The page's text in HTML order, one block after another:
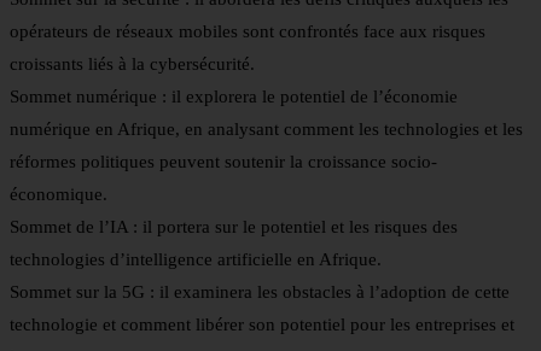
opérateurs de réseaux mobiles sont confrontés face aux risques
croissants liés à la cybersécurité.
Sommet numérique : il explorera le potentiel de l’économie
numérique en Afrique, en analysant comment les technologies et les
réformes politiques peuvent soutenir la croissance socio-
économique.
Sommet de l’IA : il portera sur le potentiel et les risques des
technologies d’intelligence artificielle en Afrique.
Sommet sur la 5G : il examinera les obstacles à l’adoption de cette
technologie et comment libérer son potentiel pour les entreprises et